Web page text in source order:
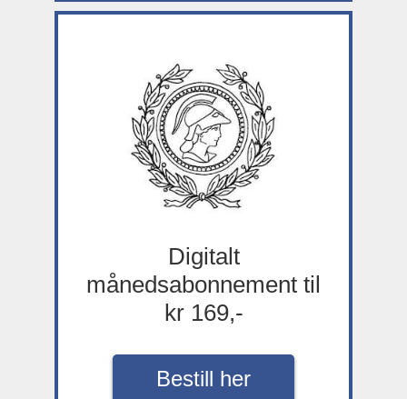
Digitalt
månedsabonnement til
kr 169,-
Bestill her